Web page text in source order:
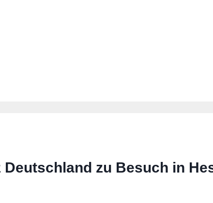
Deutschland zu Besuch in